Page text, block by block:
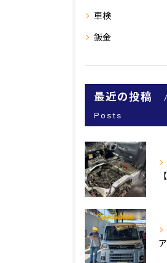
車検
鈑金
最近の投稿
Posts